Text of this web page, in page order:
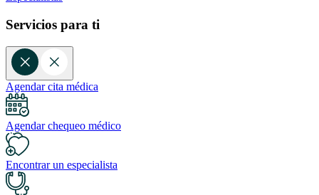
Servicios para ti
Agendar cita médica
Agendar chequeo médico
Encontrar un especialista